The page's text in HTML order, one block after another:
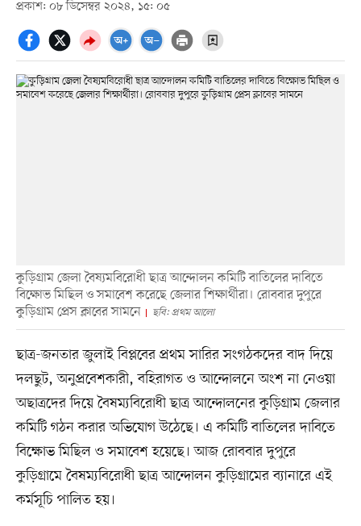
প্রকাশ: ০৮ ডিসেম্বর ২০২৪, ১৫: ০৫
কুড়িগ্রাম জেলা বৈষ্যমবিরোধী ছাত্র আন্দোলন কমিটি বাতিলের দাবিতে
বিক্ষোভ মিছিল ও সমাবেশ করেছে জেলার শিক্ষার্থীরা। রোববার দুপুরে
কুড়িগ্রাম প্রেস ক্লাবের সামনে
ছবি: প্রথম আলো
ছাত্র-জনতার জুলাই বিপ্লবের প্রথম সারির সংগঠকদের বাদ দিয়ে
দলছুট, অনুপ্রবেশকারী, বহিরাগত ও আন্দোলনে অংশ না নেওয়া
অছাত্রদের দিয়ে বৈষম্যবিরোধী ছাত্র আন্দোলনের কুড়িগ্রাম জেলার
কমিটি গঠন করার অভিযোগ উঠেছে। এ কমিটি বাতিলের দাবিতে
বিক্ষোভ মিছিল ও সমাবেশ হয়েছে। আজ রোববার দুপুরে
কুড়িগ্রামে বৈষম্যবিরোধী ছাত্র আন্দোলন কুড়িগ্রামের ব্যানারে এই
কর্মসূচি পালিত হয়।